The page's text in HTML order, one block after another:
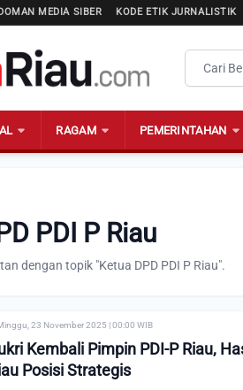
MEDIA SIBER KODE ETIK JURNALISTIK
RAGAM PEMERINTAHAN
PDI P Riau
dengan topik "Ketua DPD PDI P Riau".
23 November 2025 | 00:00 WIB
Kembali Pimpin PDI-P Riau,
Posisi Strategis